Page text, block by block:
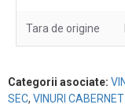
Tara de origine
Categorii asociate:
SEC, VINURI